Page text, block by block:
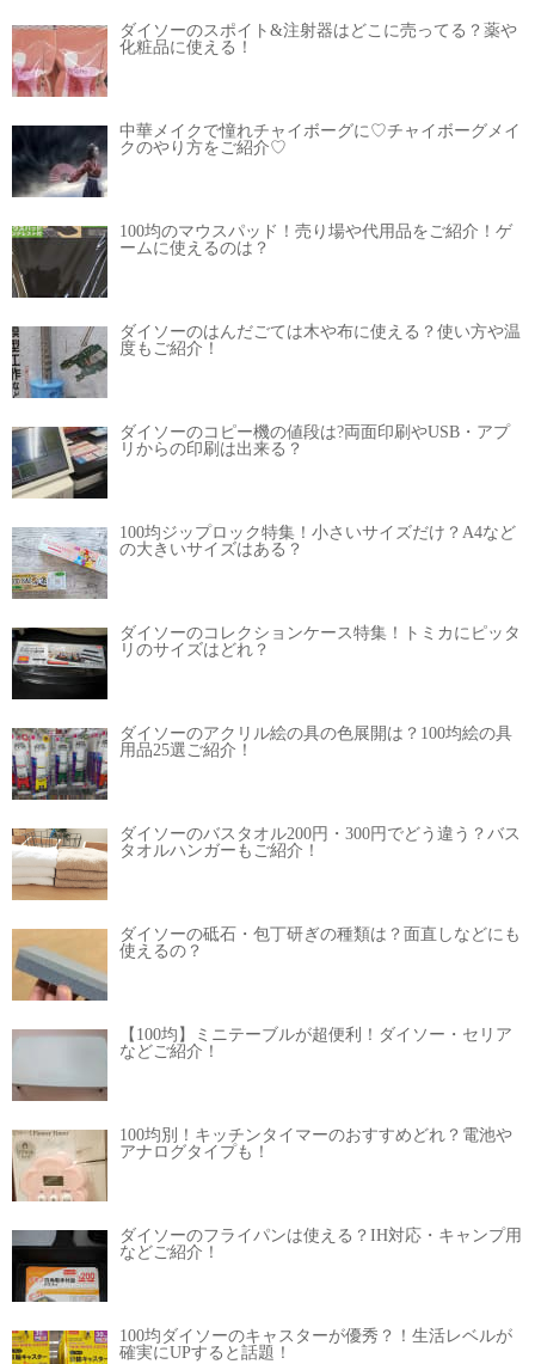
ダイソーのスポイト&注射器はどこに売ってる？薬や
化粧品に使える！
中華メイクで憧れチャイボーグに♡チャイボーグメイ
クのやり方をご紹介♡
100均のマウスパッド！売り場や代用品をご紹介！ゲ
ームに使えるのは？
ダイソーのはんだごては木や布に使える？使い方や温
度もご紹介！
ダイソーのコピー機の値段は?両面印刷やUSB・アプ
リからの印刷は出来る？
100均ジップロック特集！小さいサイズだけ？A4など
の大きいサイズはある？
ダイソーのコレクションケース特集！トミカにピッタ
リのサイズはどれ？
ダイソーのアクリル絵の具の色展開は？100均絵の具
用品25選ご紹介！
ダイソーのバスタオル200円・300円でどう違う？バス
タオルハンガーもご紹介！
ダイソーの砥石・包丁研ぎの種類は？面直しなどにも
使えるの？
【100均】ミニテーブルが超便利！ダイソー・セリア
などご紹介！
100均別！キッチンタイマーのおすすめどれ？電池や
アナログタイプも！
ダイソーのフライパンは使える？IH対応・キャンプ用
などご紹介！
100均ダイソーのキャスターが優秀？！生活レベルが
確実にUPすると話題！